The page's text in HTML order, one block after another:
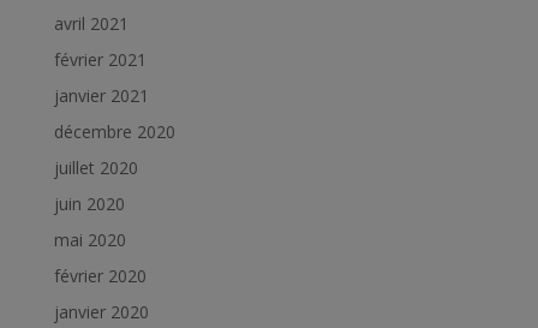
avril 2021
février 2021
janvier 2021
décembre 2020
juillet 2020
juin 2020
mai 2020
février 2020
janvier 2020